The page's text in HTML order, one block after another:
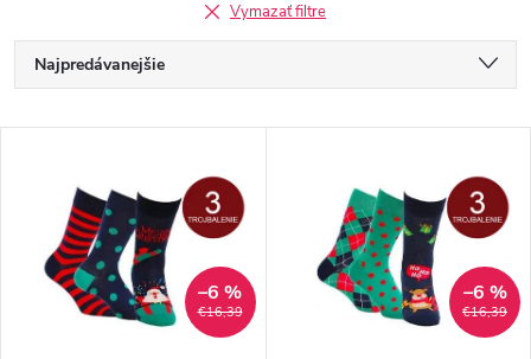
Vymazať filtre
R
a
Najpredávanejšie
Abecedne
€16,39
–6 %
€16,39
–6 %